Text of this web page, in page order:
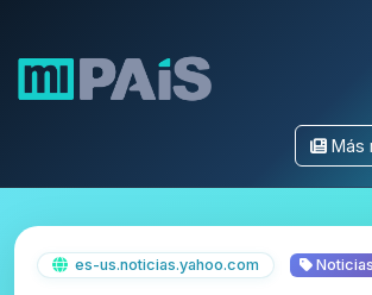
Más
es-us.noticias.yahoo.com